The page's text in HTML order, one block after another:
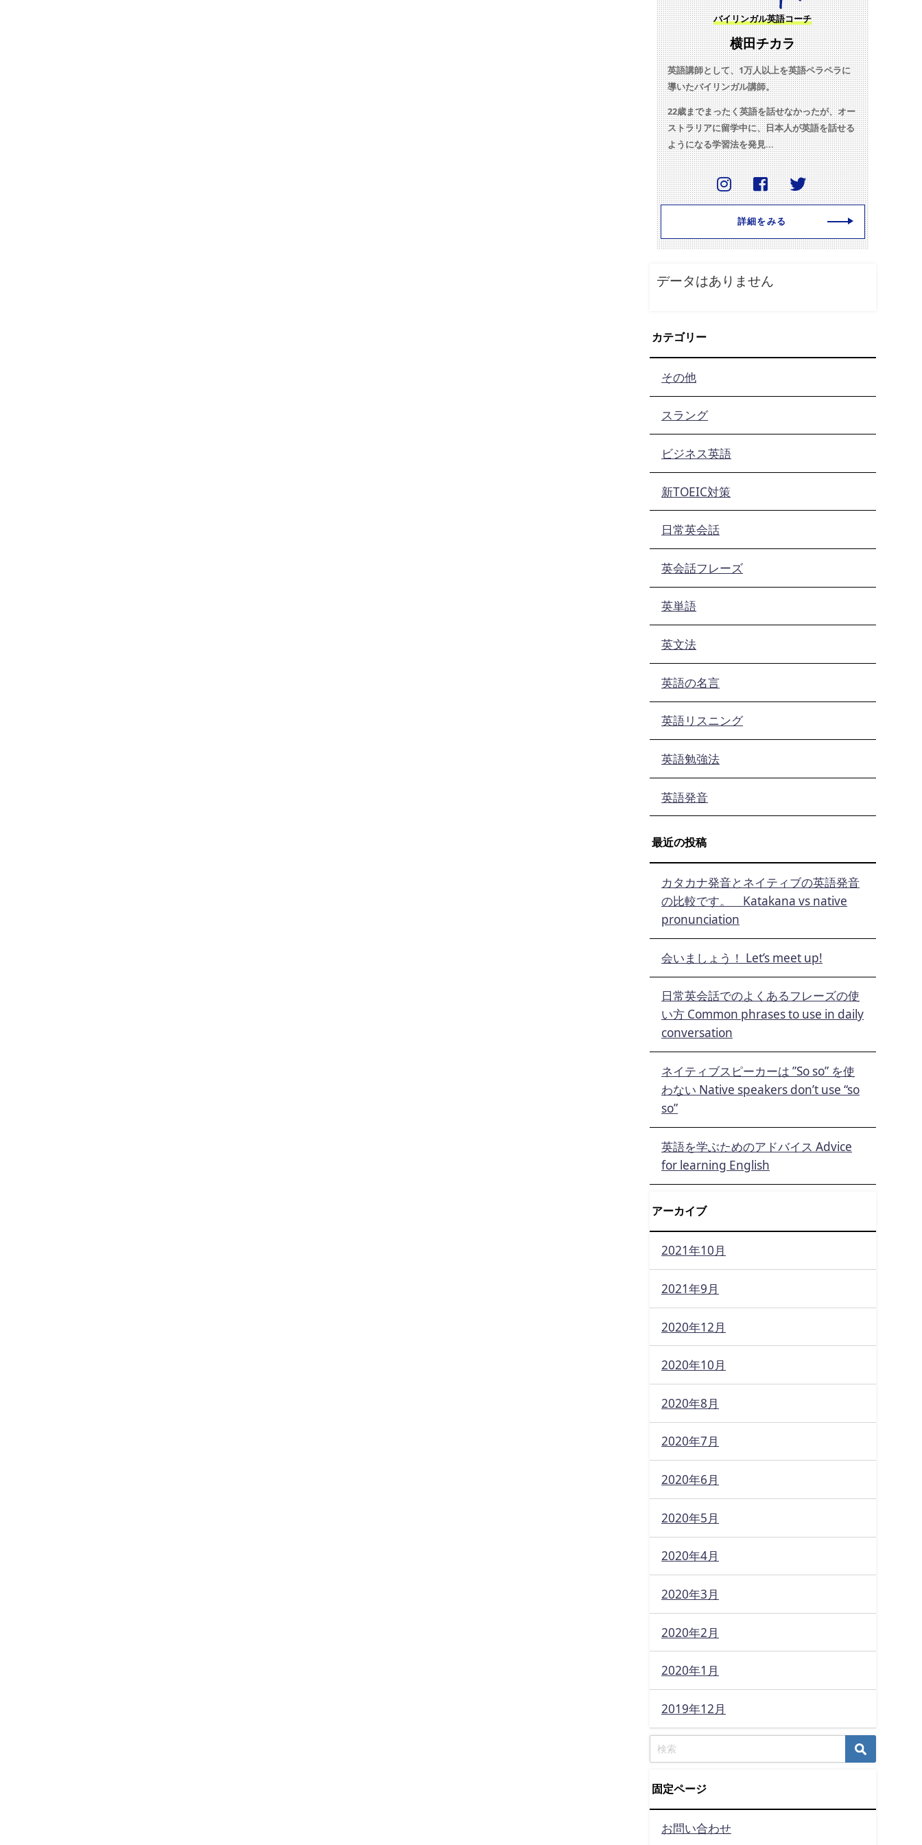
バイリンガル英語コーチ
横田チカラ
英語講師として、1万人以上を英語ペラペラに
導いたバイリンガル講師。
22歳までまったく英語を話せなかったが、オー
ストラリアに留学中に、日本人が英語を話せる
ようになる学習法を発見...
詳細をみる
データはありません
カテゴリー
その他
スラング
ビジネス英語
新TOEIC対策
日常英会話
英会話フレーズ
英単語
英文法
英語の名言
英語リスニング
英語勉強法
英語発音
最近の投稿
カタカナ発音とネイティブの英語発音
の比較です。 Katakana vs native
pronunciation
会いましょう！ Let’s meet up!
日常英会話でのよくあるフレーズの使
い方 Common phrases to use in daily
conversation
ネイティブスピーカーは ”So so” を使
わない Native speakers don’t use “so
so”
英語を学ぶためのアドバイス Advice
for learning English
アーカイブ
2021年10月
2021年9月
2020年12月
2020年10月
2020年8月
2020年7月
2020年6月
2020年5月
2020年4月
2020年3月
2020年2月
2020年1月
2019年12月
固定ページ
お問い合わせ